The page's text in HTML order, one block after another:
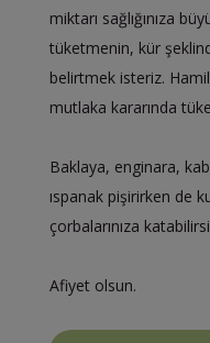
miktarı sağlığınıza
tüketmenin, kür
belirtmek isteriz.
mutlaka kararında
Baklaya, enginara,
ıspanak pişirirken de
çorbalarınıza
Afiyet olsun.